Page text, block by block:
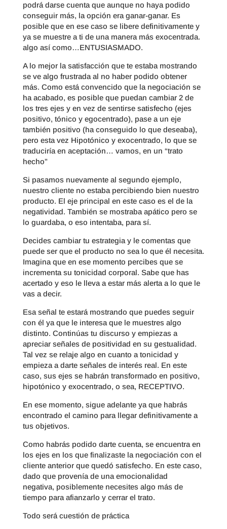
podrá darse cuenta que aunque no haya podido
conseguir más, la opción era ganar-ganar. Es
posible que en ese caso se libere definitivamente y
ya se muestre a ti de una manera más exocentrada.
algo así como…ENTUSIASMADO.
A lo mejor la satisfacción que te estaba mostrando
se ve algo frustrada al no haber podido obtener
más. Como está convencido que la negociación se
ha acabado, es posible que puedan cambiar 2 de
los tres ejes y en vez de sentirse satisfecho (ejes
positivo, tónico y egocentrado), pase a un eje
también positivo (ha conseguido lo que deseaba),
pero esta vez Hipotónico y exocentrado, lo que se
traduciría en aceptación… vamos, en un “trato
hecho”
Si pasamos nuevamente al segundo ejemplo,
nuestro cliente no estaba percibiendo bien nuestro
producto. El eje principal en este caso es el de la
negatividad. También se mostraba apático pero se
lo guardaba, o eso intentaba, para sí.
Decides cambiar tu estrategia y le comentas que
puede ser que el producto no sea lo que él necesita.
Imagina que en ese momento percibes que se
incrementa su tonicidad corporal. Sabe que has
acertado y eso le lleva a estar más alerta a lo que le
vas a decir.
Esa señal te estará mostrando que puedes seguir
con él ya que le interesa que le muestres algo
distinto. Continúas tu discurso y empiezas a
apreciar señales de positividad en su gestualidad.
Tal vez se relaje algo en cuanto a tonicidad y
empieza a darte señales de interés real. En este
caso, sus ejes se habrán transformado en positivo,
hipotónico y exocentrado, o sea, RECEPTIVO.
En ese momento, sigue adelante ya que habrás
encontrado el camino para llegar definitivamente a
tus objetivos.
Como habrás podido darte cuenta, se encuentra en
los ejes en los que finalizaste la negociación con el
cliente anterior que quedó satisfecho. En este caso,
dado que provenía de una emocionalidad
negativa, posiblemente necesites algo más de
tiempo para afianzarlo y cerrar el trato.
Todo será cuestión de práctica